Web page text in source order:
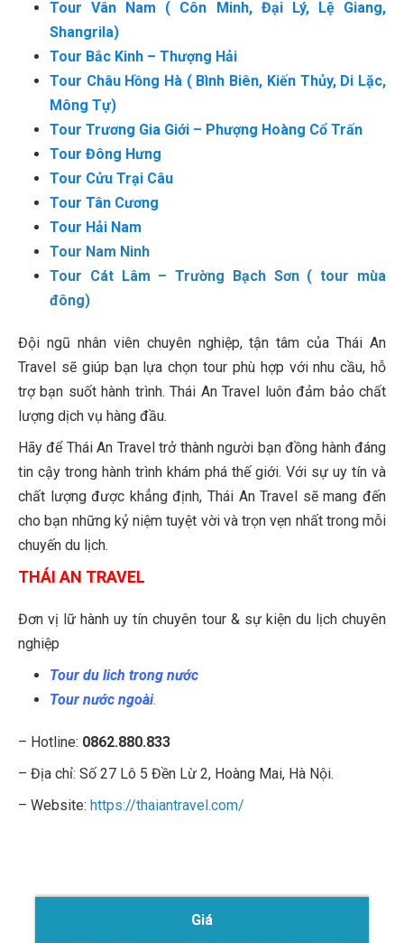
Giá
Tour Vân Nam ( Côn Minh, Đại Lý, Lệ Giang,
Shangrila)
Tour Bắc Kinh – Thượng Hải
Tour Châu Hồng Hà ( Bình Biên, Kiến Thủy, Di Lặc,
Mông Tự)
Tour Trương Gia Giới – Phượng Hoàng Cổ Trấn
Tour Đông Hưng
Tour Cửu Trại Câu
Tour Tân Cương
Tour Hải Nam
Tour Nam Ninh
Tour Cát Lâm – Trường Bạch Sơn ( tour mùa
đông)
Đội ngũ nhân viên chuyên nghiệp, tận tâm của Thái An
Travel sẽ giúp bạn lựa chọn tour phù hợp với nhu cầu, hỗ
trợ bạn suốt hành trình. Thái An Travel luôn đảm bảo chất
lượng dịch vụ hàng đầu.
Hãy để Thái An Travel trở thành người bạn đồng hành đáng
tin cậy trong hành trình khám phá thế giới. Với sự uy tín và
chất lượng được khẳng định, Thái An Travel sẽ mang đến
cho bạn những kỷ niệm tuyệt vời và trọn vẹn nhất trong mỗi
chuyến du lịch.
THÁI AN TRAVEL
Đơn vị lữ hành uy tín chuyên tour & sự kiện du lịch chuyên
nghiệp
Tour du lich trong nước
Tour nước ngoài.
– Hotline: 0862.880.833
– Địa chỉ: Số 27 Lô 5 Đền Lừ 2, Hoàng Mai, Hà Nội.
– Website: https://thaiantravel.com/